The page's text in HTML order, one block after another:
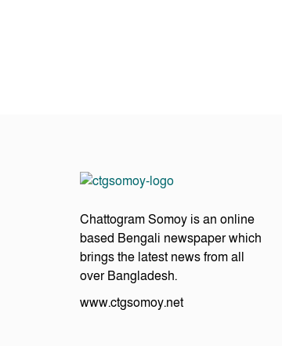
Chattogram Somoy is an online
based Bengali newspaper which
brings the latest news from all
over Bangladesh.
www.ctgsomoy.net